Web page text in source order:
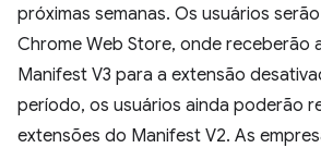
próximas semanas. Os usuários
Chrome Web Store, onde receberão
Manifest V3 para a extensão
período, os usuários ainda poderão
extensões do Manifest V2. As